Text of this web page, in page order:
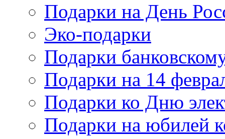
Подарки на День
Эко-подарки
Подарки
Подарки на 14
Подарки ко Дню
Подарки на юбилей